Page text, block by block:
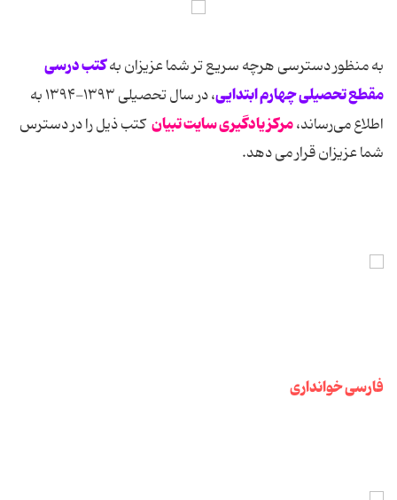
به منظور دسترسی هرچه سریع تر شما عزیزان بهکتب درسی
مقطع تحصیلی چهارم ابتدایی
، در سال تحصیلی ۱۳۹۳-۱۳۹۴ به
اطلاع می‌رساند،مرکز یادگیری سایت تبیان کتب ذیل را در دسترس
شما عزیزان قرار می دهد.
فارسی خوانداری